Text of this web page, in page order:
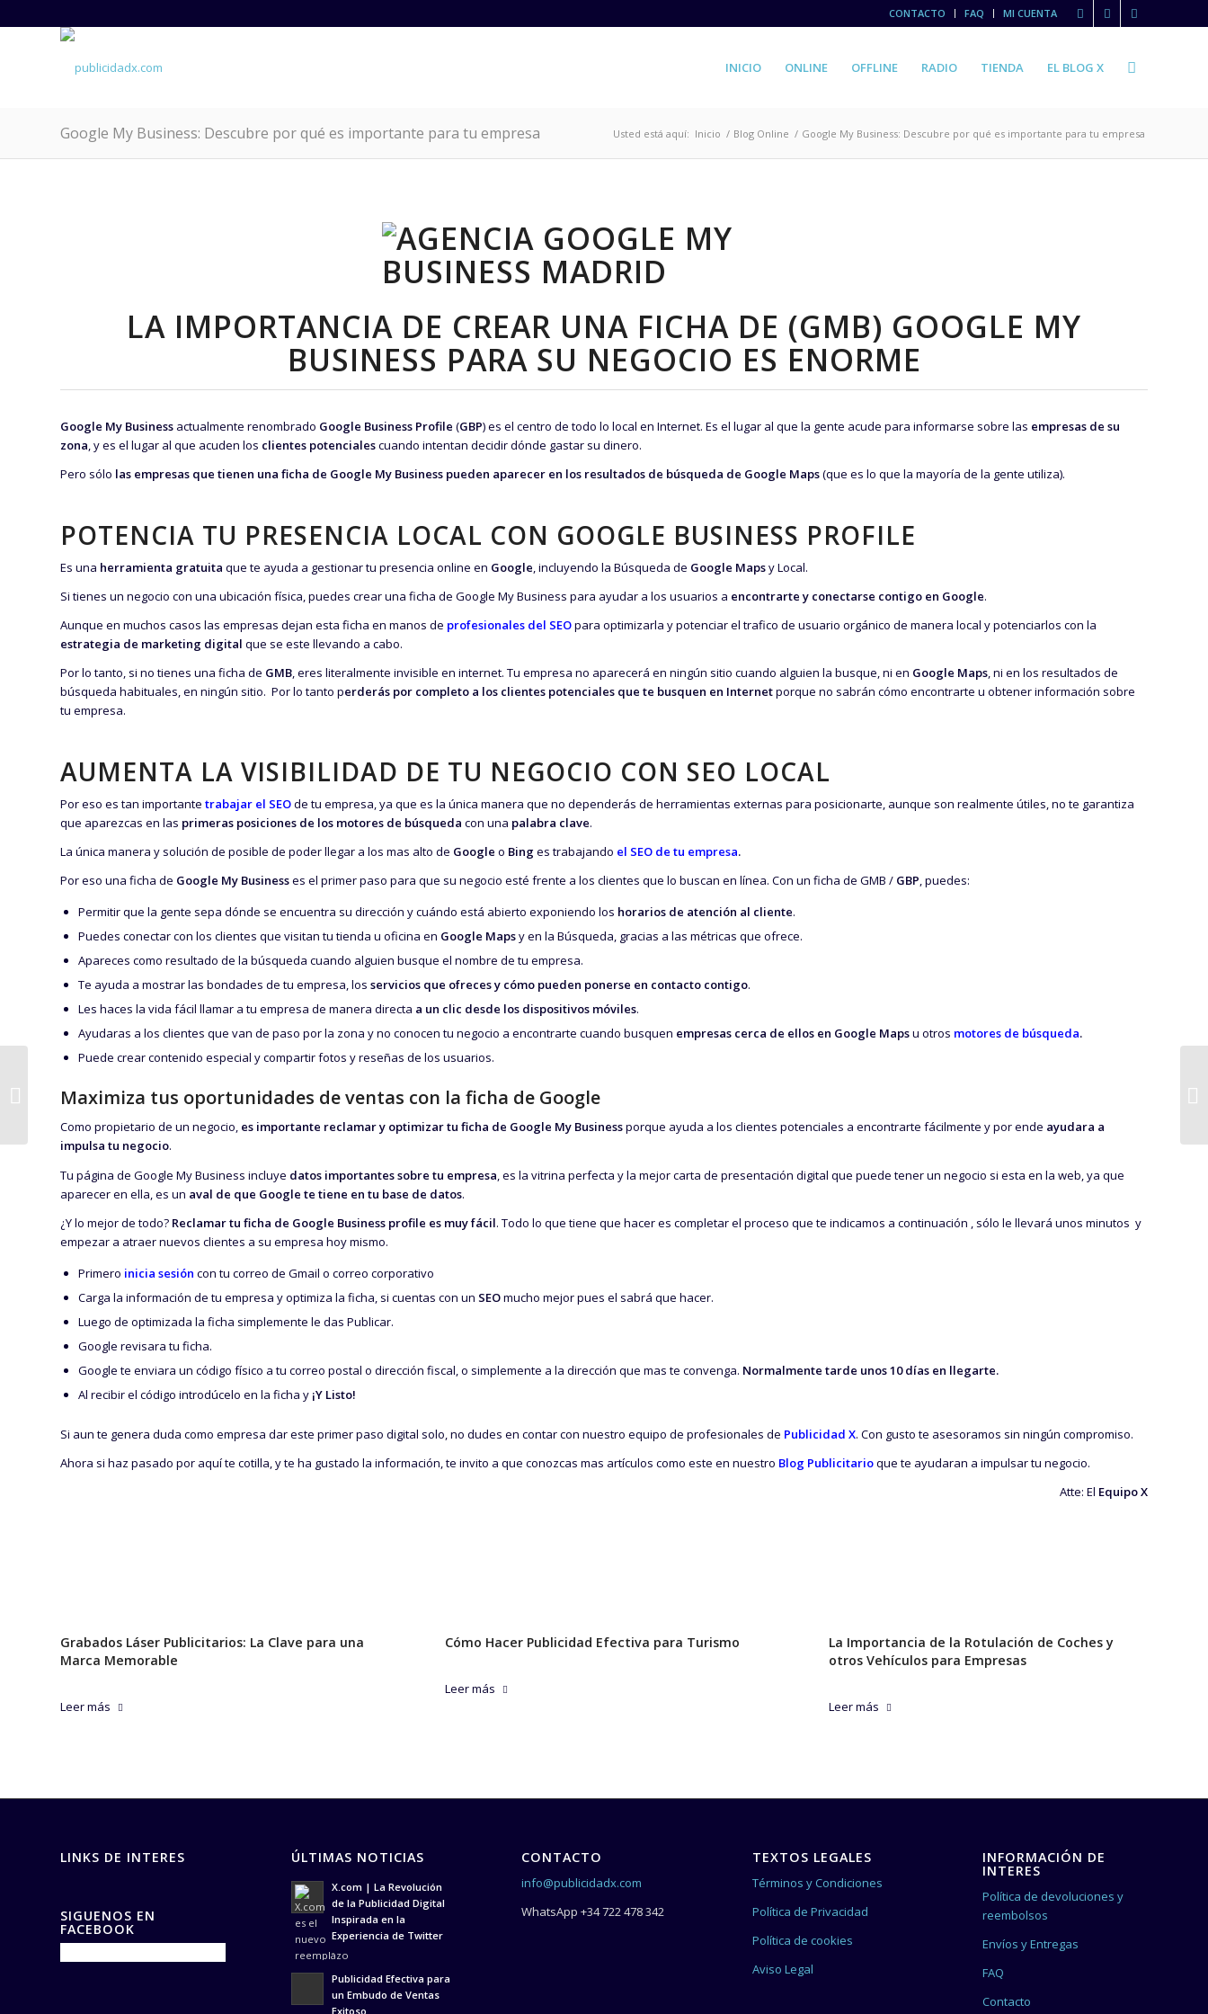
CONTACTO FAQ MI CUENTA
INICIO ONLINE OFFLINE RADIO TIENDA EL BLOG X
Google My Business: Descubre por qué es importante para tu empresa Usted está aquí: Inicio / Blog Online / Google My Business: Descubre por qué es importante para tu empresa
LA IMPORTANCIA DE CREAR UNA FICHA DE (GMB) GOOGLE MY
BUSINESS PARA SU NEGOCIO ES ENORME
Google My Business actualmente renombrado Google Business Profile (GBP) es el centro de todo lo local en Internet. Es el lugar al que la gente acude para informarse sobre las empresas de su
zona, y es el lugar al que acuden los clientes potencialescuando intentan decidir dónde gastar su dinero.
Pero sólo las empresas que tienen una ficha de Google My Business pueden aparecer en los resultados de búsqueda de Google Maps(que es lo que la mayoría de la gente utiliza).
POTENCIA TU PRESENCIA LOCAL CON GOOGLE BUSINESS PROFILE
Es una herramienta gratuita que te ayuda a gestionar tu presencia online en Google, incluyendo la Búsqueda de Google Mapsy Local.
Si tienes un negocio con una ubicación física, puedes crear una ficha de Google My Business para ayudar a los usuarios a encontrarte y conectarse contigo en Google.
Aunque en muchos casos las empresas dejan esta ficha en manos de profesionales del SEOpara optimizarla y potenciar el trafico de usuario orgánico de manera local y potenciarlos con la
estrategia de marketing digital que se este llevando a cabo.
Por lo tanto, si no tienes una ficha de GMB, eres literalmente invisible en internet. Tu empresa no aparecerá en ningún sitio cuando alguien la busque, ni en Google Maps, ni en los resultados de
búsqueda habituales, en ningún sitio. Por lo tanto perderás por completo a los clientes potenciales que te busquen en Internetporque no sabrán cómo encontrarte u obtener información sobre
tu empresa.
AUMENTA LA VISIBILIDAD DE TU NEGOCIO CON SEO LOCAL
Por eso es tan importante trabajar el SEOde tu empresa, ya que es la única manera que no dependerás de herramientas externas para posicionarte, aunque son realmente útiles, no te garantiza
que aparezcas en las primeras posiciones de los motores de búsqueda con una palabra clave.
La única manera y solución de posible de poder llegar a los mas alto de Google o Binges trabajando el SEO de tu empresa.
Por eso una ficha de Google My Businesses el primer paso para que su negocio esté frente a los clientes que lo buscan en línea. Con un ficha de GMB / GBP, puedes:
Permitir que la gente sepa dónde se encuentra su dirección y cuándo está abierto exponiendo los horarios de atención al cliente.
Puedes conectar con los clientes que visitan tu tienda u oficina en Google Mapsy en la Búsqueda, gracias a las métricas que ofrece.
Apareces como resultado de la búsqueda cuando alguien busque el nombre de tu empresa.
Te ayuda a mostrar las bondades de tu empresa, los servicios que ofreces y cómo pueden ponerse en contacto contigo.
Les haces la vida fácil llamar a tu empresa de manera directa a un clic desde los dispositivos móviles.
Ayudaras a los clientes que van de paso por la zona y no conocen tu negocio a encontrarte cuando busquen empresas cerca de ellos en Google Mapsu otros motores de búsqueda.
Puede crear contenido especial y compartir fotos y reseñas de los usuarios.
Maximiza tus oportunidades de ventas con la ficha de Google
Como propietario de un negocio, es importante reclamar y optimizar tu ficha de Google My Businessporque ayuda a los clientes potenciales a encontrarte fácilmente y por ende ayudara a
impulsa tu negocio.
Tu página de Google My Business incluye datos importantes sobre tu empresa , es la vitrina perfecta y la mejor carta de presentación digital que puede tener un negocio si esta en la web, ya que
aparecer en ella, es un aval de que Google te tiene en tu base de datos.
¿Y lo mejor de todo? Reclamar tu ficha de Google Business profile es muy fácil. Todo lo que tiene que hacer es completar el proceso que te indicamos a continuación , sólo le llevará unos minutos y
empezar a atraer nuevos clientes a su empresa hoy mismo.
Primero inicia sesión con tu correo de Gmail o correo corporativo
Carga la información de tu empresa y optimiza la ficha, si cuentas con un SEOmucho mejor pues el sabrá que hacer.
Luego de optimizada la ficha simplemente le das Publicar.
Google revisara tu ficha.
Google te enviara un código físico a tu correo postal o dirección fiscal, o simplemente a la dirección que mas te convenga. Normalmente tarde unos 10 días en llegarte.
Al recibir el código introdúcelo en la ficha y ¡Y Listo!
Si aun te genera duda como empresa dar este primer paso digital solo, no dudes en contar con nuestro equipo de profesionales de Publicidad X. Con gusto te asesoramos sin ningún compromiso.
Ahora si haz pasado por aquí te cotilla, y te ha gustado la información, te invito a que conozcas mas artículos como este en nuestro Blog Publicitarioque te ayudaran a impulsar tu negocio.
Atte: El Equipo X
Grabados Láser Publicitarios: La Clave para una
Marca Memorable
Leer más
Cómo Hacer Publicidad Efectiva para Turismo
Leer más
La Importancia de la Rotulación de Coches y
otros Vehículos para Empresas
Leer más
LINKS DE INTERES
SIGUENOS EN
FACEBOOK
ÚLTIMAS NOTICIAS
X.com | La Revolución
de la Publicidad Digital
Inspirada en la
Experiencia de Twitter
-
Publicidad Efectiva para
un Embudo de Ventas
Exitoso
CONTACTO
info@publicidadx.com
WhatsApp +34 722 478 342
TEXTOS LEGALES
Términos y Condiciones
Política de Privacidad
Política de cookies
Aviso Legal
INFORMACIÓN DE
INTERES
Política de devoluciones y
reembolsos
Envíos y Entregas
FAQ
Contacto
Concursal | En qué se
diferencia de la
Publicidad normal